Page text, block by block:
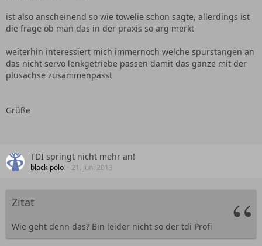
ist also anscheinend so wie towelie schon sagte, allerdings ist
die frage ob man das in der praxis so arg merkt
weiterhin interessiert mich immernoch welche spurstangen an
das nicht servo lenkgetriebe passen damit das ganze mit der
plusachse zusammenpasst
Grüße
TDI springt nicht mehr an!
black-polo 21. Juni 2013
Zitat
Wie geht denn das? Bin leider nicht so der tdi Profi